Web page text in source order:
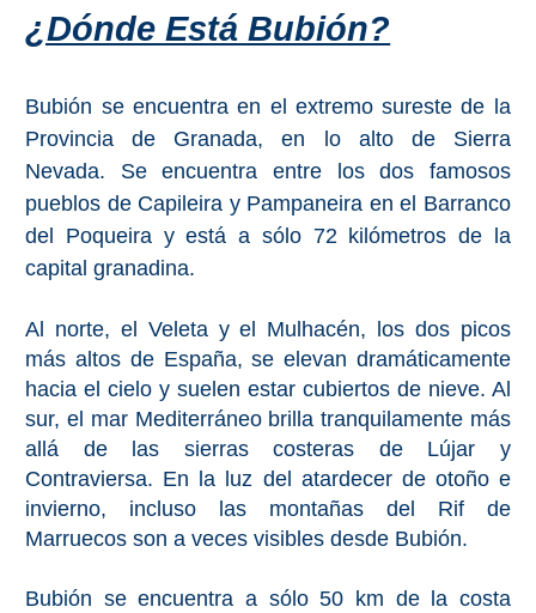
Aventura
Top 10
Top Gratis
Para Niños
MEJORES
SITIOS
CERCANOS
Cuevas de Nerja
¿Dónde Está Bubión?
Bubión se encuentra en el extremo sureste de la
Provincia de Granada, en lo alto de Sierra
Nevada. Se encuentra entre los dos famosos
pueblos de Capileira y Pampaneira en el Barranco
del Poqueira y está a sólo 72 kilómetros de la
capital granadina.
Al norte, el Veleta y el Mulhacén, los dos picos
más altos de España, se elevan dramáticamente
hacia el cielo y suelen estar cubiertos de nieve. Al
sur, el mar Mediterráneo brilla tranquilamente más
allá de las sierras costeras de Lújar y
Contraviersa. En la luz del atardecer de otoño e
invierno, incluso las montañas del Rif de
Marruecos son a veces visibles desde Bubión.
Bubión se encuentra a sólo 50 km de la costa